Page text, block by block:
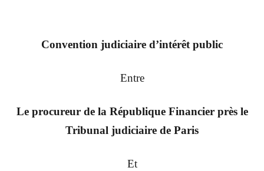
Convention judiciaire d’intérêt public
Entre
Le procureur de la République Financier près le
Tribunal judiciaire de Paris
Et